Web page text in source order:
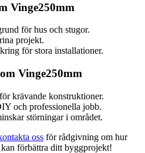
Vinge250mm
för hus och stugor.
projekt.
för stora installationer.
Vinge250mm
krävande konstruktioner.
och professionella jobb.
störningar i området.
oss för rådgivning om hur
förbättra ditt byggprojekt!